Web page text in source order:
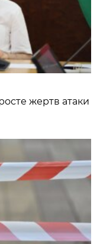
жертв атаки